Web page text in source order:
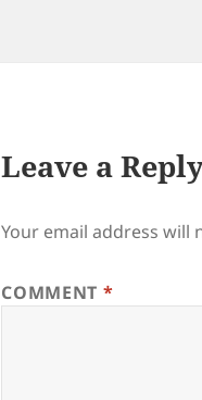
Leave a
Your email address will
COMMENT *